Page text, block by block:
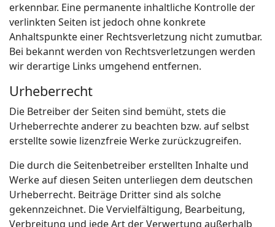
erkennbar. Eine permanente inhaltliche Kontrolle der
verlinkten Seiten ist jedoch ohne konkrete
Anhaltspunkte einer Rechtsverletzung nicht zumutbar.
Bei bekannt werden von Rechtsverletzungen werden
wir derartige Links umgehend entfernen.
Urheberrecht
Die Betreiber der Seiten sind bemüht, stets die
Urheberrechte anderer zu beachten bzw. auf selbst
erstellte sowie lizenzfreie Werke zurückzugreifen.
Die durch die Seitenbetreiber erstellten Inhalte und
Werke auf diesen Seiten unterliegen dem deutschen
Urheberrecht. Beiträge Dritter sind als solche
gekennzeichnet. Die Vervielfältigung, Bearbeitung,
Verbreitung und jede Art der Verwertung außerhalb